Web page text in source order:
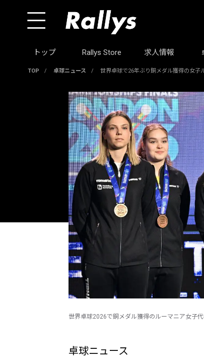
トップ Rallys Store 求人情報
TOP / 卓球ニュース / 世界卓球で26年ぶり銅メダル獲得の女
世界卓球2026で銅メダル獲得のルーマニア女子
卓球ニュース